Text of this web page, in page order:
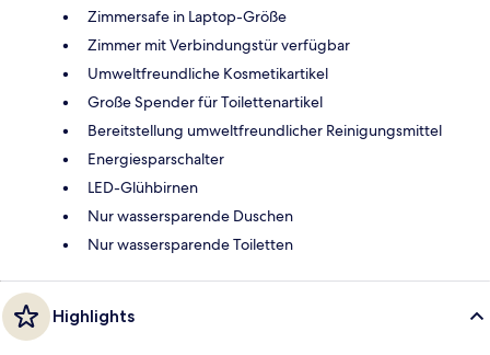
Zimmersafe in Laptop-Größe
Zimmer mit Verbindungstür verfügbar
Umweltfreundliche Kosmetikartikel
Große Spender für Toilettenartikel
Bereitstellung umweltfreundlicher Reinigungsmittel
Energiesparschalter
LED-Glühbirnen
Nur wassersparende Duschen
Nur wassersparende Toiletten
Highlights